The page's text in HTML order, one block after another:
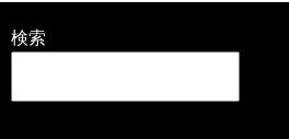
検索